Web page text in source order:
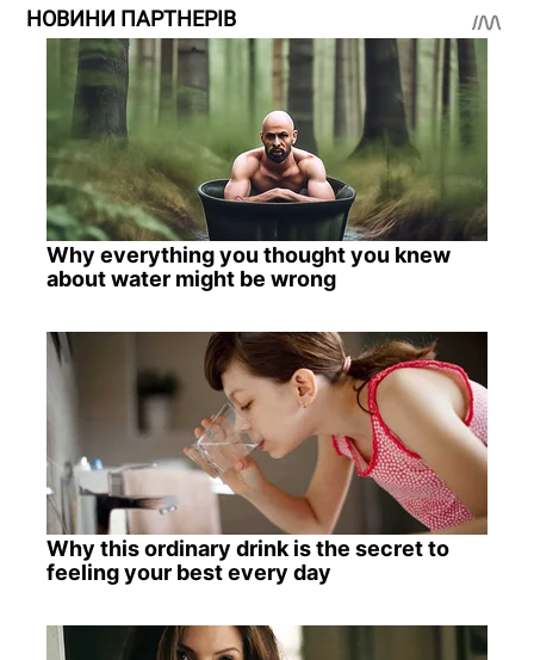
НОВИНИ ПАРТНЕРІВ
Why everything you thought you knew
about water might be wrong
Why this ordinary drink is the secret to
feeling your best every day